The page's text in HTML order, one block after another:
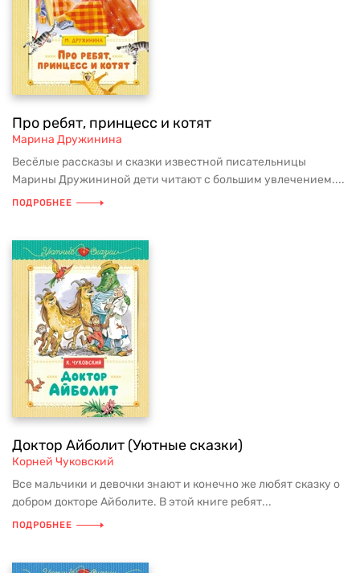
Про ребят, принцесс и котят
Марина Дружинина
Весёлые рассказы и сказки известной писательницы
Марины Дружининой дети читают с большим увлечением....
ПОДРОБНЕЕ
Доктор Айболит (Уютные сказки)
Корней Чуковский
Все мальчики и девочки знают и конечно же любят сказку о
добром докторе Айболите. В этой книге ребят...
ПОДРОБНЕЕ